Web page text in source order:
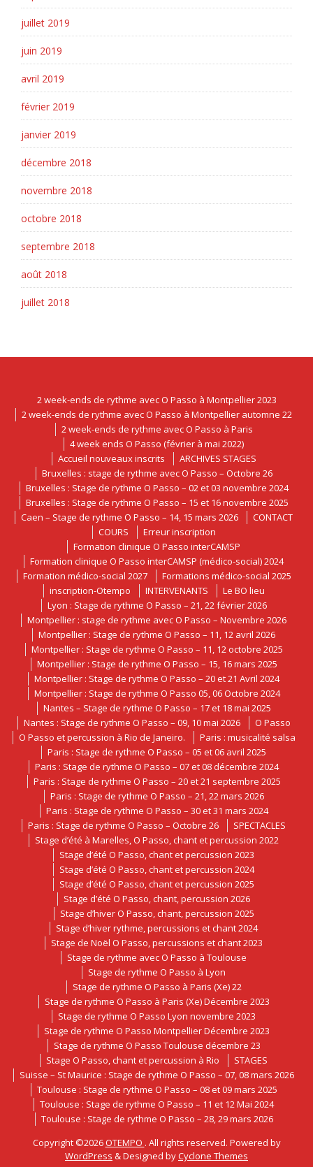
juillet 2019
juin 2019
avril 2019
février 2019
janvier 2019
décembre 2018
novembre 2018
octobre 2018
septembre 2018
août 2018
juillet 2018
2 week-ends de rythme avec O Passo à Montpellier 2023
2 week-ends de rythme avec O Passo à Montpellier automne 22
2 week-ends de rythme avec O Passo à Paris
4 week ends O Passo (février à mai 2022)
Accueil nouveaux inscrits
ARCHIVES STAGES
Bruxelles : stage de rythme avec O Passo – Octobre 26
Bruxelles : Stage de rythme O Passo – 02 et 03 novembre 2024
Bruxelles : Stage de rythme O Passo – 15 et 16 novembre 2025
Caen – Stage de rythme O Passo – 14, 15 mars 2026
CONTACT
COURS
Erreur inscription
Formation clinique O Passo interCAMSP
Formation clinique O Passo interCAMSP (médico-social) 2024
Formation médico-social 2027
Formations médico-social 2025
inscription-Otempo
INTERVENANTS
Le BO lieu
Lyon : Stage de rythme O Passo – 21, 22 février 2026
Montpellier : stage de rythme avec O Passo – Novembre 2026
Montpellier : Stage de rythme O Passo – 11, 12 avril 2026
Montpellier : Stage de rythme O Passo – 11, 12 octobre 2025
Montpellier : Stage de rythme O Passo – 15, 16 mars 2025
Montpellier : Stage de rythme O Passo – 20 et 21 Avril 2024
Montpellier : Stage de rythme O Passo 05, 06 Octobre 2024
Nantes – Stage de rythme O Passo – 17 et 18 mai 2025
Nantes : Stage de rythme O Passo – 09, 10 mai 2026
O Passo
O Passo et percussion à Rio de Janeiro.
Paris : musicalité salsa
Paris : Stage de rythme O Passo – 05 et 06 avril 2025
Paris : Stage de rythme O Passo – 07 et 08 décembre 2024
Paris : Stage de rythme O Passo – 20 et 21 septembre 2025
Paris : Stage de rythme O Passo – 21, 22 mars 2026
Paris : Stage de rythme O Passo – 30 et 31 mars 2024
Paris : Stage de rythme O Passo – Octobre 26
SPECTACLES
Stage d’été à Marelles, O Passo, chant et percussion 2022
Stage d’été O Passo, chant et percussion 2023
Stage d’été O Passo, chant et percussion 2024
Stage d’été O Passo, chant et percussion 2025
Stage d’été O Passo, chant, percussion 2026
Stage d’hiver O Passo, chant, percussion 2025
Stage d’hiver rythme, percussions et chant 2024
Stage de Noël O Passo, percussions et chant 2023
Stage de rythme avec O Passo à Toulouse
Stage de rythme O Passo à Lyon
Stage de rythme O Passo à Paris (Xe) 22
Stage de rythme O Passo à Paris (Xe) Décembre 2023
Stage de rythme O Passo Lyon novembre 2023
Stage de rythme O Passo Montpellier Décembre 2023
Stage de rythme O Passo Toulouse décembre 23
Stage O Passo, chant et percussion à Rio
STAGES
Suisse – St Maurice : Stage de rythme O Passo – 07, 08 mars 2026
Toulouse : Stage de rythme O Passo – 08 et 09 mars 2025
Toulouse : Stage de rythme O Passo – 11 et 12 Mai 2024
Toulouse : Stage de rythme O Passo – 28, 29 mars 2026
Copyright ©2026OTEMPO . All rights reserved. Powered by
WordPress &Designed byCyclone Themes